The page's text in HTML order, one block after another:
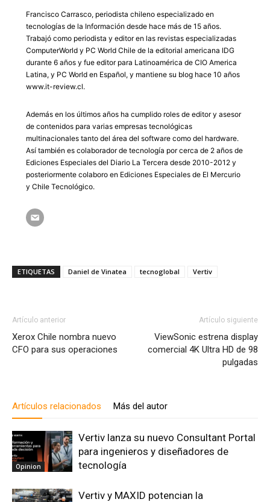
Francisco Carrasco, periodista chileno especializado en
tecnologías de la Información desde hace más de 15 años.
Trabajó como periodista y editor en las revistas especializadas
ComputerWorld y PC World Chile de la editorial americana IDG
durante 6 años y fue editor para Latinoamérica de CIO America
Latina, y PC World en Español, y mantiene su blog hace 10 años
www.it-review.cl.
Además en los últimos años ha cumplido roles de editor y asesor
de contenidos para varias empresas tecnológicas
multinacionales tanto del área del software como del hardware.
Así también es colaborador de tecnología por cerca de 2 años de
Ediciones Especiales del Diario La Tercera desde 2010-2012 y
posteriormente colaboro en Ediciones Especiales de El Mercurio
y Chile Tecnológico.
ETIQUETAS Daniel de Vinatea tecnoglobal Vertiv
Artículo anterior
Xerox Chile nombra nuevo
CFO para sus operaciones
Artículo siguiente
ViewSonic estrena display
comercial 4K Ultra HD de 98
pulgadas
Artículos relacionados Más del autor
Opinion
Vertiv lanza su nuevo Consultant Portal
para ingenieros y diseñadores de
tecnología
Vertiv y MAXID potencian la